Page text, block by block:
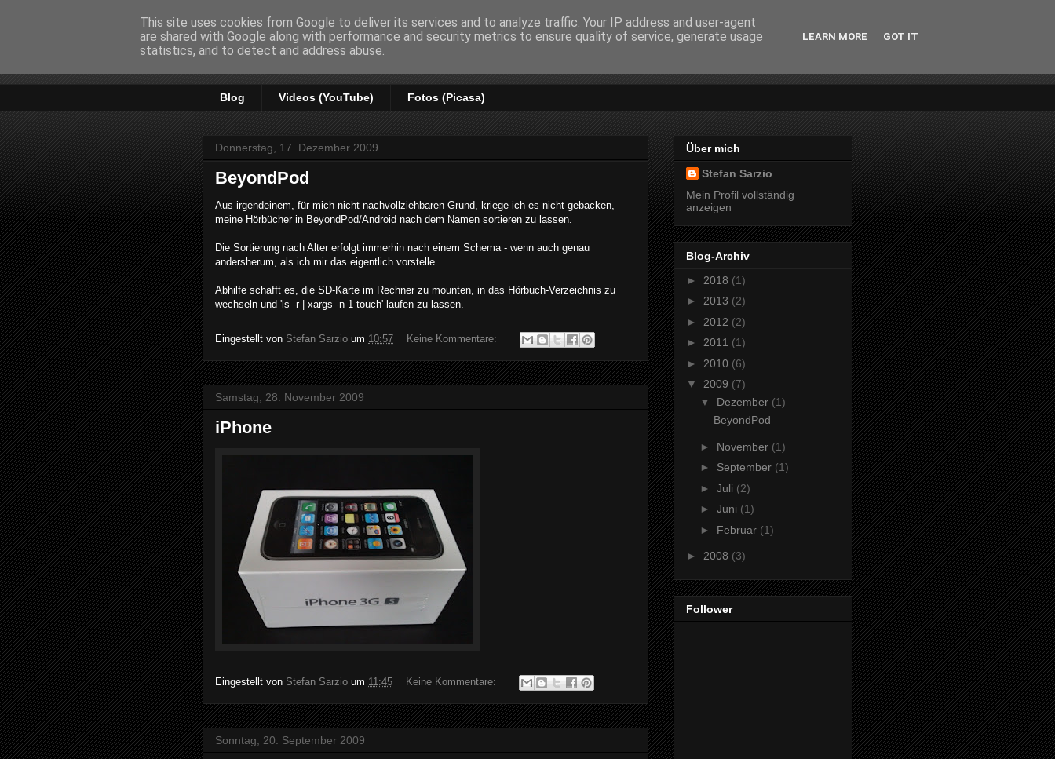
Stefan Sarzio
Blog Videos (YouTube) Fotos (Picasa)
Donnerstag, 17. Dezember 2009
BeyondPod
Aus irgendeinem, für mich nicht nachvollziehbaren Grund, kriege ich es nicht gebacken,
meine Hörbücher in BeyondPod/Android nach dem Namen sortieren zu lassen.
Die Sortierung nach Alter erfolgt immerhin nach einem Schema - wenn auch genau
andersherum, als ich mir das eigentlich vorstelle.
Abhilfe schafft es, die SD-Karte im Rechner zu mounten, in das Hörbuch-Verzeichnis zu
wechseln und 'ls -r | xargs -n 1 touch' laufen zu lassen.
Eingestellt von Stefan Sarzio um 10:57 Keine Kommentare:
Samstag, 28. November 2009
iPhone
Eingestellt von Stefan Sarzio um 11:45 Keine Kommentare:
Sonntag, 20. September 2009
Über mich
Stefan Sarzio
Mein Profil vollständig
anzeigen
Blog-Archiv
► 2018 (1)
► 2013 (2)
► 2012 (2)
► 2011 (1)
► 2010 (6)
▼ 2009 (7)
▼ Dezember (1)
BeyondPod
► November (1)
► September (1)
► Juli (2)
► Juni (1)
► Februar (1)
► 2008 (3)
Follower
This site uses cookies from Google to deliver its services and to analyze traffic. Your IP address and user-agent
are shared with Google along with performance and security metrics to ensure quality of service, generate usage
statistics, and to detect and address abuse.
LEARN MORE GOT IT